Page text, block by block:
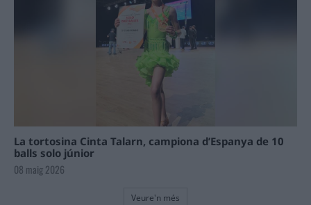
La tortosina Cinta Talarn, campiona d’Espanya de 10
balls solo júnior
08 maig 2026
Veure'n més